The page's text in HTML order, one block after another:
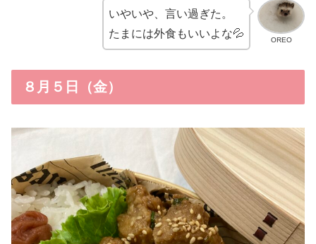
OREO
いやいや、言い過ぎた。
たまには外食もいいよな💦
８月５日（金）